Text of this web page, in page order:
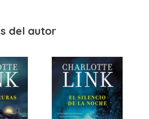
del autor